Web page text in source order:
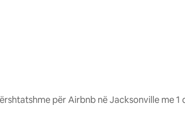
për Airbnb në Jacksonville me 1